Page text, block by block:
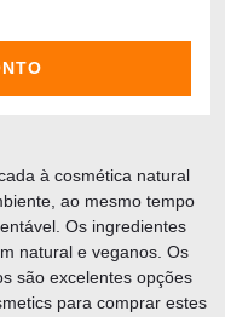
à cosmética natural
ao mesmo tempo
Os ingredientes
natural e veganos. Os
são excelentes opções
para comprar estes